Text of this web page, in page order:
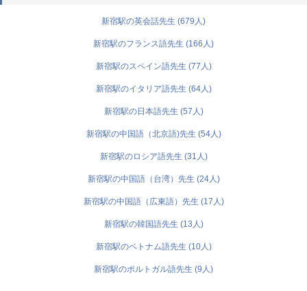
新宿駅の英会話先生 (679人)
新宿駅のフランス語先生 (166人)
新宿駅のスペイン語先生 (77人)
新宿駅のイタリア語先生 (64人)
新宿駅の日本語先生 (57人)
新宿駅の中国語（北京語)先生 (54人)
新宿駅のロシア語先生 (31人)
新宿駅の中国語（台湾）先生 (24人)
新宿駅の中国語（広東語）先生 (17人)
新宿駅の韓国語先生 (13人)
新宿駅のベトナム語先生 (10人)
新宿駅のポルトガル語先生 (9人)